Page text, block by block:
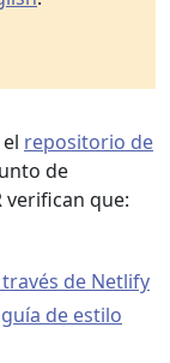
repositorio de
de
verifican que:
de Netlify
guía de estilo